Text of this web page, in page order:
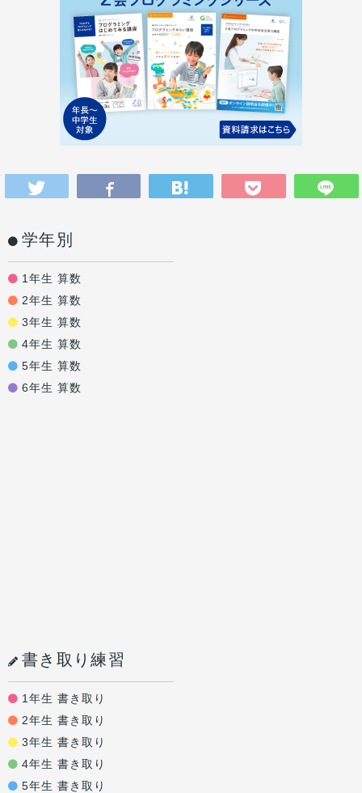
学年別
1年生 算数
2年生 算数
3年生 算数
4年生 算数
5年生 算数
6年生 算数
書き取り練習
1年生 書き取り
2年生 書き取り
3年生 書き取り
4年生 書き取り
5年生 書き取り